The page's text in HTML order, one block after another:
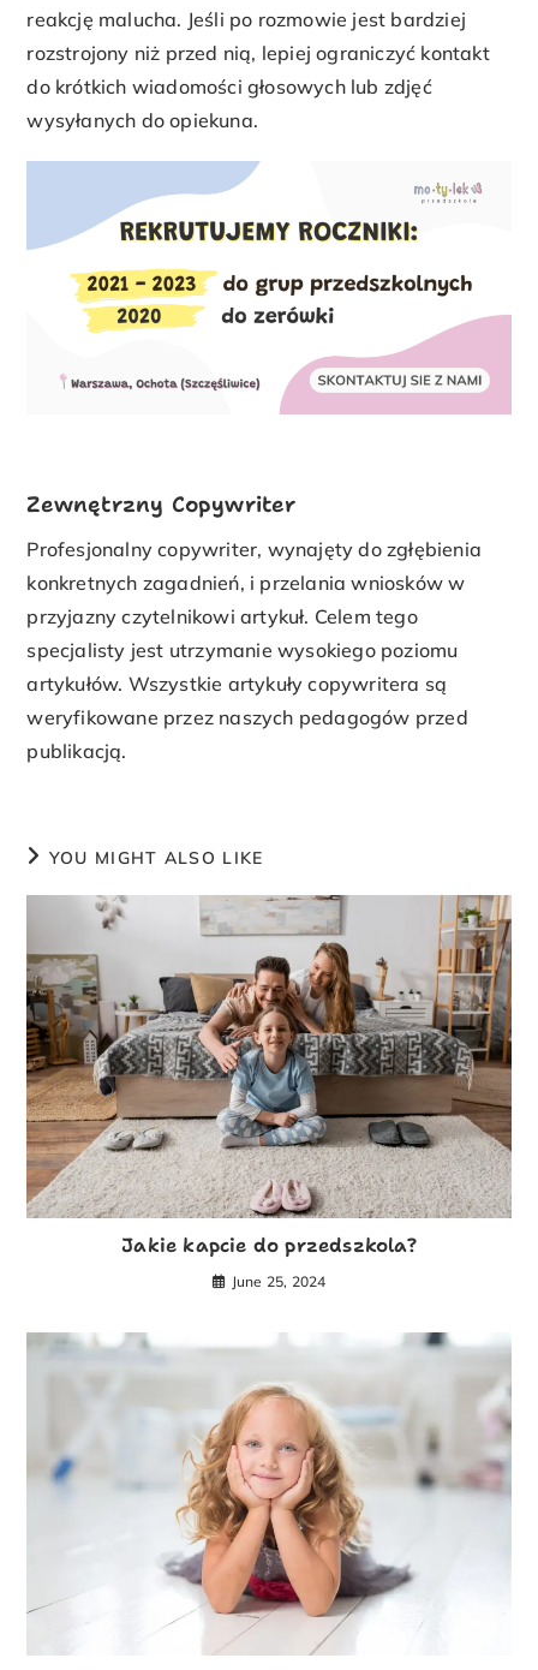
reakcję malucha. Jeśli po rozmowie jest bardziej
rozstrojony niż przed nią, lepiej ograniczyć kontakt
do krótkich wiadomości głosowych lub zdjęć
wysyłanych do opiekuna.
Zewnętrzny Copywriter
Profesjonalny copywriter, wynajęty do zgłębienia
konkretnych zagadnień, i przelania wniosków w
przyjazny czytelnikowi artykuł. Celem tego
specjalisty jest utrzymanie wysokiego poziomu
artykułów. Wszystkie artykuły copywritera są
weryfikowane przez naszych pedagogów przed
publikacją.
YOU MIGHT ALSO LIKE
Jakie kapcie do przedszkola?
June 25, 2024